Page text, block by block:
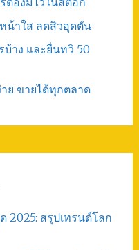
น้าใส ลดสิวอุดตัน
าง และยื่นทวิ 50
ย ขายได้ทุกตลาด
2025: สรุปเทรนด์โลก